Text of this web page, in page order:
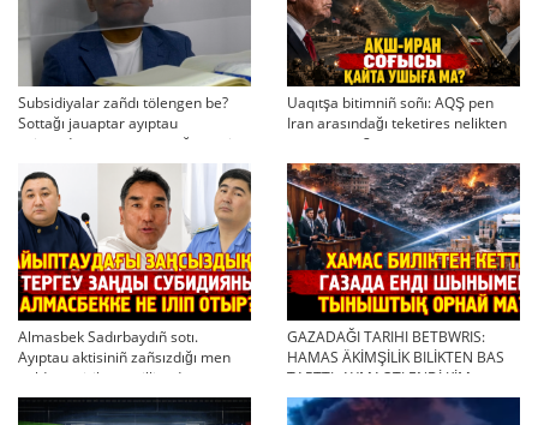
Subsidiyalar zañdı tölengen be?
Sottağı jauaptar ayıptau
twjırımdarın qayta qarauğa negiz
bola ala ma?
Uaqıtşa bitimniñ soñı: AQŞ pen
Iran arasındağı teketires nelikten
qayta uşıqtı?
Almasbek Sadırbaydıñ sotı.
Ayıptau aktisiniñ zañsızdığı men
qoldan ösirilgen milliondar
GAZADAĞI TARIHI BETBWRIS:
HAMAS ÄKİMŞİLİK BILİKTEN BAS
TARTTI. AYMAQTI ENDİ KİM
BASQARADI?